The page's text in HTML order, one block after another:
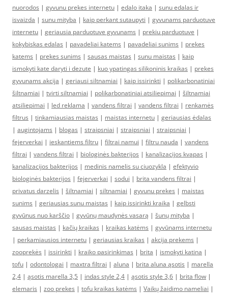
nuorodos | gyvunu prekes internetu | edalo itaka | sunu edalas ir
isvaizda | sunu mityba | kaip perkant sutaupyti | gyvunams parduotuve
internetu | geriausia parduotuve gyvunams | prekiu parduotuve |
kokybiskas edalas | pavadeliai katems | pavadeliai sunims | prekes
katems | prekes sunims | sausas maistas | sunu maistas | kaip
ismokyti kate daryti i dezute | kuo ypatingas silikoninis kraikas | prekes
gyvunams akcija | geriausi siltnamiai | kaip issirinkti | polikarbonatiniai
šiltnamiai | tvirti siltnamiai | polikarbonatiniai atsiliepimai | šiltnamiai
atsiliepimai | led reklama | vandens filtrai | vandens filtrai | renkamės
filtrus | tinkamiausias maistas | maistas internetu | geriausias ėdalas
| augintojams | blogas | straipsniai | straipsniai | straipsniai |
fejerverkai | ieskantiems filtru | filtrai namui | filtru nauda | vandens
filtrai | vandens filtrai | biologinės bakterijos | kanalizacijos kvapas |
kanalizacijos bakterijos | medinis namelis su ciuozykla | efektyvio
biologinės bakterijos | fejerverkai | sodui | brita vandens filtrai |
privatus darzelis | šiltnamiai | siltnamiai | gyvunu prekes | maistas
sunims | geriausias sunu maistas | kaip issirinkti kraika | gelbsti
gyvūnus nuo karščio | gyvūnų maudynės vasarą | šunų mityba |
sausas maistas | kačių kraikas | kraikas katėms | gyvūnams internetu
| perkamiausios internetu | geriausias kraikas | akcija prekems |
zooprekės | issirinkti | kraiko pasirinkimas | brita | ismokyti katina |
tofu | odontologai | maxtra filtrai | aluna | brita aluna ąsotis | marella
2,4 | ąsotis marella 3,5 | indas style 2,4 | ąsotis style 3,6 | brita flow |
elemaris | zoo prekes | tofu kraikas katėms | Vaikų žaidimo nameliai |